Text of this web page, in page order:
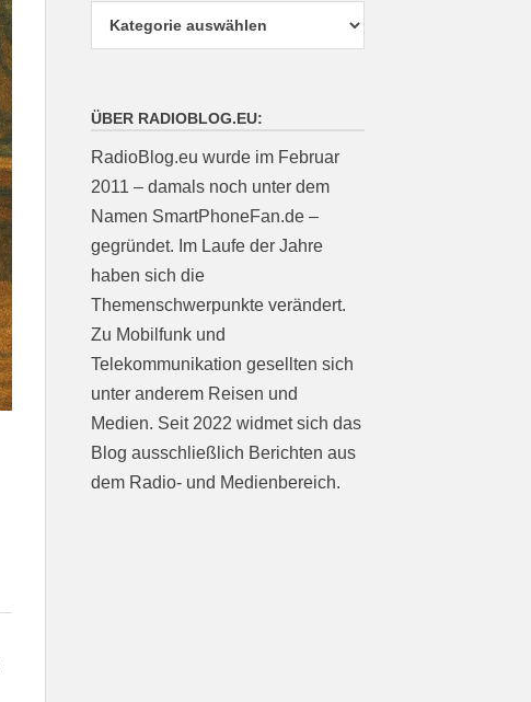
ÜBER RADIOBLOG.EU:
RadioBlog.eu wurde im Februar
2011 – damals noch unter dem
Namen SmartPhoneFan.de –
gegründet. Im Laufe der Jahre
haben sich die
Themenschwerpunkte verändert.
Zu Mobilfunk und
Telekommunikation gesellten sich
unter anderem Reisen und
Medien. Seit 2022 widmet sich das
Blog ausschließlich Berichten aus
dem Radio- und Medienbereich.